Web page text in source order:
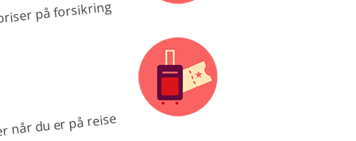
på forsikring
når du er på reise